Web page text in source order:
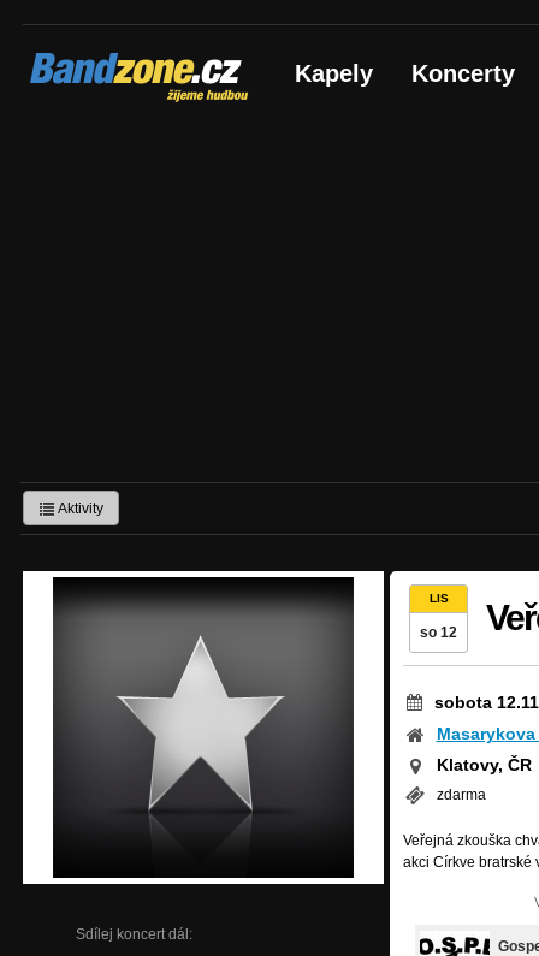
Bandzone.cz
žijeme hudbou Kapely Koncerty
Aktivity
Sdílej koncert dál:
LIS
so 12
sobota
Masarykova
Klatovy, ČR
zdarma
Veřejná zkouška
akci Církve bratrské